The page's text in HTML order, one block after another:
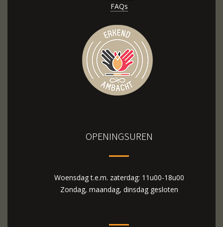
FAQs
OPENINGSUREN
Woensdag t.e.m. zaterdag: 11u00-18u00
Zondag, maandag, dinsdag gesloten